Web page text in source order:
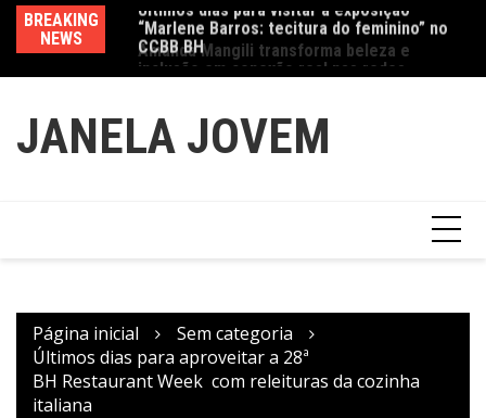
conteúdo
BREAKING
NEWS
CCBB BH
Amanda Mangili transforma beleza e
inclusão em conexão real nas redes
JANELA JOVEM
Página inicial
Sem categoria
Últimos dias para aproveitar a 28ª
BH Restaurant Week com releituras da cozinha
italiana